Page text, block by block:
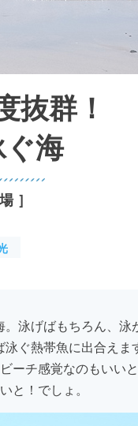
抜群！
海
］
泳げばもちろん、泳
ぐ熱帯魚に出合えま
ーチ感覚なのもいい
と！でしょ。